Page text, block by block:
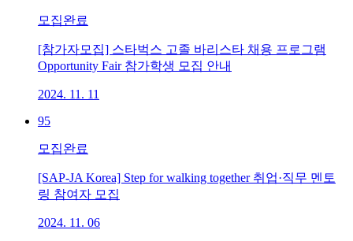
모집완료
[참가자모집] 스타벅스 고졸 바리스타 채용 프로그램
Opportunity Fair 참가학생 모집 안내
2024. 11. 11
95
모집완료
[SAP-JA Korea] Step for walking together 취업·직무 멘토
링 참여자 모집
2024. 11. 06